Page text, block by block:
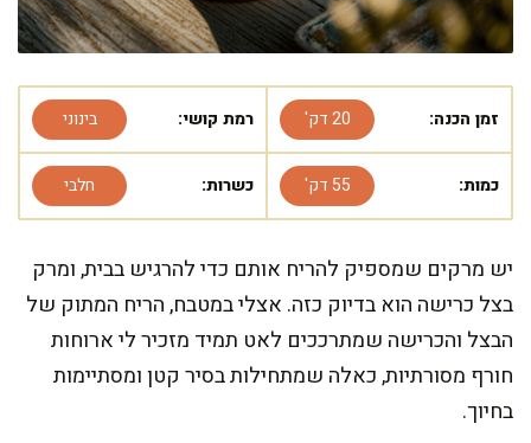
זמן הכנה: 20 דק' רמת קושי: בינוני
כמות: 55 דק' כשרות: חלבי
יש מרקים שמספיק להריח אותם כדי להרגיש בבית, ומרק
בצל כרישה הוא בדיוק כזה. אצלי במטבח, הריח המתוק של
הבצל והכרישה שמתרככים לאט תמיד מזכיר לי ארוחות
חורף מסורתיות, כאלה שמתחילות בסיר קטן ומסתיימות
בחיוך.